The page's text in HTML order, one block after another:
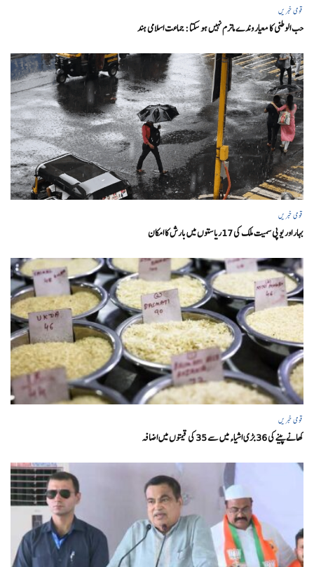
قومی خبریں
حب الوطنی کا معیار وندے ماترم نہیں ہو سکتا : جماعت اسلامی ہند
قومی خبریں
بہار اور یو پی سمیت ملک کی 17ریاستوں میں بارش کا امکان
قومی خبریں
کھانے پینے کی 36 بڑی اشیاء میں سے 35 کی قیمتوں میں اضافہ